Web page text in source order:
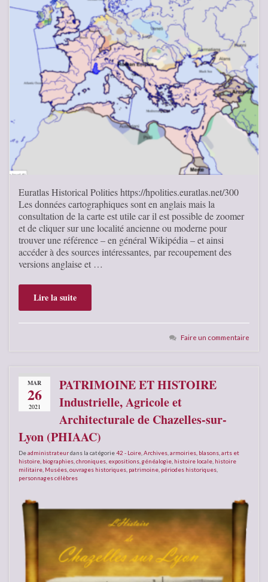
Euratlas Historical Polities https://hpolities.euratlas.net/300
Les données cartographiques sont en anglais mais la
consultation de la carte est utile car il est possible de zoomer
et de cliquer sur une localité ancienne ou moderne pour
trouver une référence – en général Wikipédia – et ainsi
accéder à des sources intéressantes, par recoupement des
versions anglaise et …
Lire la suite
Faire un commentaire
MAR
26
2021
PATRIMOINE ET HISTOIRE
Industrielle, Agricole et
Architecturale de Chazelles-sur-
Lyon (PHIAAC)
Deadministrateurdans la catégorie42 - Loire Archives armoiries, blasons arts et
histoire biographies chroniques expositions généalogie histoire locale histoire
militaire Musées ouvrages historiques patrimoine périodes historiques
personnages célèbres